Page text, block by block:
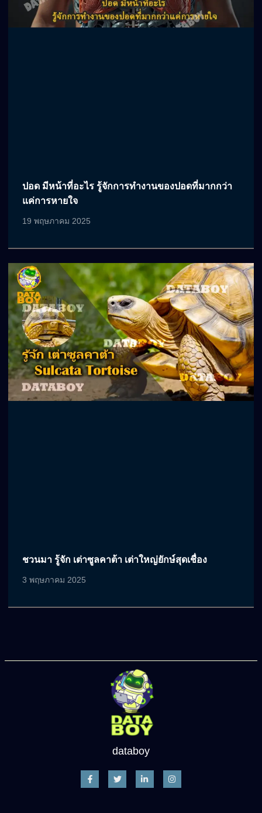
ปอด มีหน้าที่อะไร รู้จักการทำงานของปอดที่มากกว่า
แค่การหายใจ
19 พฤษภาคม 2025
ชวนมา รู้จัก เต่าซูลคาต้า เต่าใหญ่ยักษ์สุดเชื่อง
3 พฤษภาคม 2025
databoy